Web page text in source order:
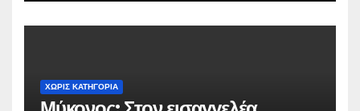
ΧΩΡΊΣ ΚΑΤΗΓΟΡΊΑ